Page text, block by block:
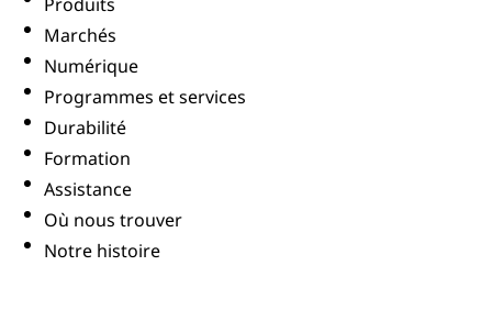
Marchés
Numérique
Programmes et services
Durabilité
Formation
Assistance
Où nous trouver
Notre histoire